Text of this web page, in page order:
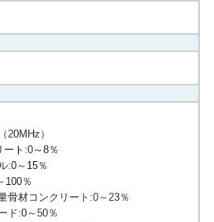
20MHz）
ト:0～8％
15％
％
クリート:0～23％
50％